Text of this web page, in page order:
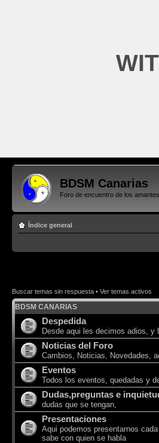
BDSM Canarias
Foro de encuentro de los
Índice general
Buscar temas sin respuesta • Ver temas activos
BDSM CANARIAS
Despedida
Desde aqui les decimos adios, y
Noticias del Foro
Cambios, Noticias, Novedades,
Eventos
Todos los eventos, quedadas y
Dudas,preguntas e
dudas que se tengan,
Presentaciones
Aqui podemos presentarnos
sabe con quien se habla